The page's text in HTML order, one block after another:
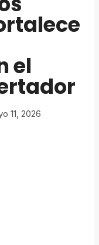
el
11, 2026